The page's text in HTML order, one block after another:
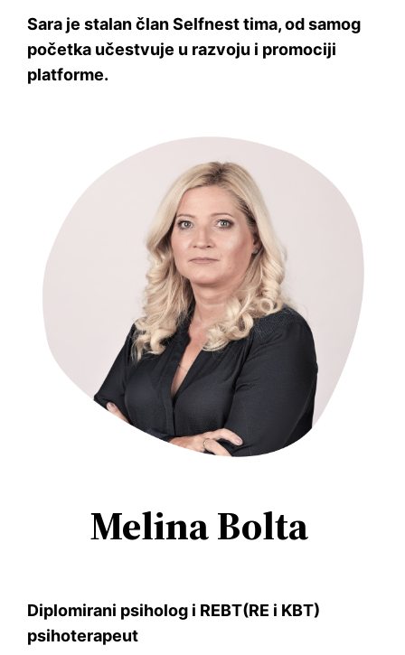
Sara je stalan član Selfnest tima, od samog
početka učestvuje u razvoju i promociji
platforme.
Melina Bolta
Diplomirani psiholog i REBT(RE i KBT)
psihoterapeut